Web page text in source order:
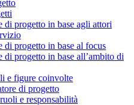
di progetto in base agli attori
di progetto in base al focus
di progetto in base all’ambito di
e figure coinvolte
di progetto
e responsabilità